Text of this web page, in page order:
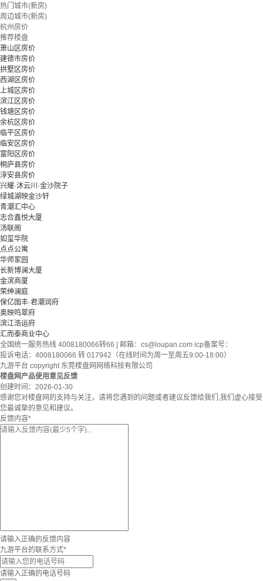
热门城市(新房)
周边城市(新房)
杭州房价
推荐楼盘
萧山区房价
建德市房价
拱墅区房价
西湖区房价
上城区房价
滨江区房价
钱塘区房价
余杭区房价
临平区房价
临安区房价
富阳区房价
桐庐县房价
淳安县房价
兴耀·沐云川·金沙院子
绿城湖映金沙轩
青潮汇中心
志合鑫悦大厦
汤联阁
如玺华院
点点公寓
华师家园
长新博澜大厦
金滨商厦
荣绅澜庭
保亿国丰·君潮润府
奥映鸣翠府
滨江浩运府
汇而泰商业中心
全国统一服务热线 4008180066转66 | 邮箱： cs@loupan.com icp备案号：
投诉电话：4008180066 转 017942（在线时间为周一至周五9:00-18:00）
九游平台 copyright 东莞楼盘网网络科技有限公司
楼盘网产品使用意见反馈
创建时间： 2026-01-30
感谢您对楼盘网的支持与关注，请将您遇到的问题或者建议反馈给我们,我们虚心接受
您最诚挚的意见和建议。
反馈内容*
请输入正确的反馈内容
九游平台的联系方式*
请输入正确的电话号码